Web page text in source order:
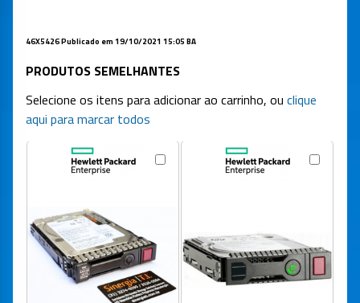
46X5426Publicado em 19/10/2021 15:05 BA
PRODUTOS SEMELHANTES
Selecione os itens para adicionar ao carrinho, ou clique
aqui para marcar todos